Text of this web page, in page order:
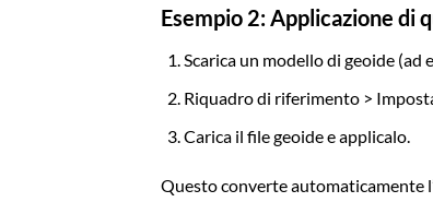
Esempio 2: Applicazione di
Scarica un modello di geoide (ad
Riquadro di riferimento >
Carica il file geoide e applicalo.
Questo converte automaticamente